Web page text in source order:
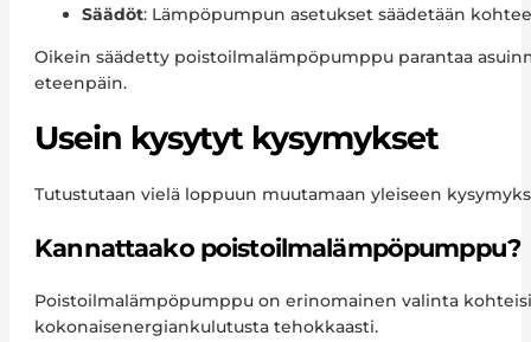
Säädöt: Lämpöpumpun asetukset säädetään
Oikein säädetty poistoilmalämpöpumppu parantaa
eteenpäin.
Usein kysytyt kysymykset
Tutustutaan vielä loppuun muutamaan yleiseen
Kannattaako poistoilmalämpöpumppu?
Poistoilmalämpöpumppu on erinomainen valinta
kokonaisenergiankulutusta tehokkaasti.